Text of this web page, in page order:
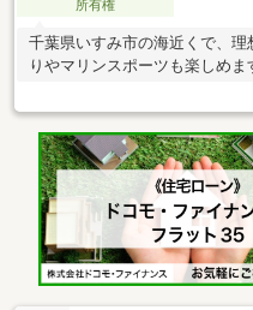
所有権
千葉県いすみ市の海近くで、
りやマリンスポーツも楽しめま